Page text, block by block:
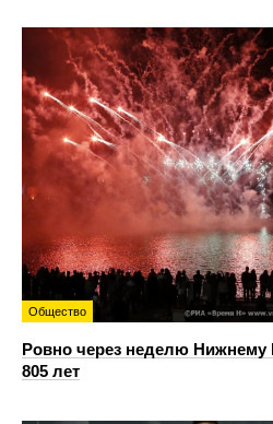
Общество
Ровно через неделю Нижнему
805 лет